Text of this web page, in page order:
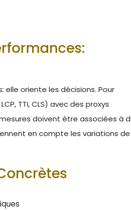
elle oriente les décisions. Pour
TTI, CLS) avec des proxys
doivent être associées à
en compte les variations de